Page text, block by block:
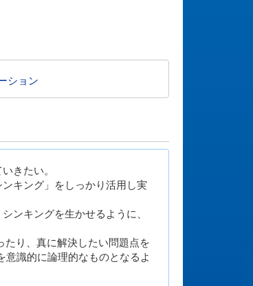
ション
きたい。
キング」をしっかり活用し実
ンキングを生かせるように、
り、真に解決したい問題点を
識的に論理的なものとなるよ